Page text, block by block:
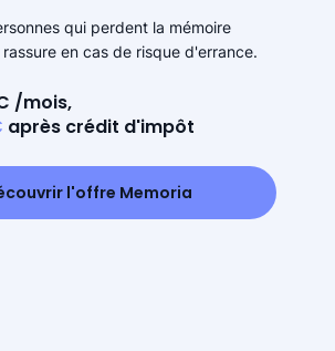
qui perdent la mémoire
en cas de risque d'errance.
/mois,
après crédit d'impôt
l'offre Memoria